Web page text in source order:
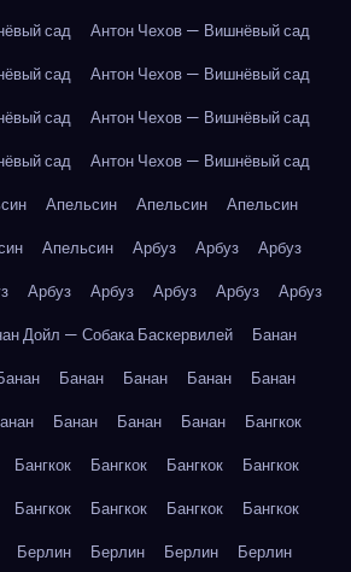
сад
Антон Чехов — Вишнёвый сад
сад
Антон Чехов — Вишнёвый сад
сад
Антон Чехов — Вишнёвый сад
сад
Антон Чехов — Вишнёвый сад
Апельсин Апельсин
Апельсин
Апельсин Арбуз Арбуз
Арбуз
Арбуз Арбуз Арбуз Арбуз
Арбуз
Дойл — Собака Баскервилей
Банан
Банан Банан Банан
Банан
Банан Банан Банан
Бангкок
Бангкок Бангкок Бангкок
Бангкок
Бангкок Бангкок Бангкок
Бангкок
Берлин Берлин Берлин Берлин